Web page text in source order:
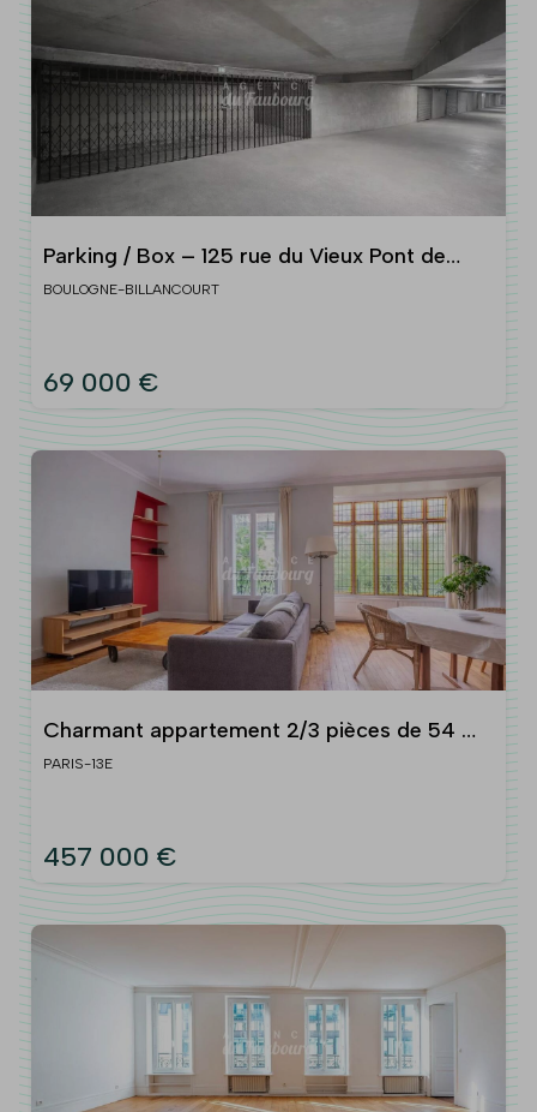
Parking / Box – 125 rue du Vieux Pont de
Sèvres – 92 100 BOULOGNE
BOULOGNE-BILLANCOURT
69 000 €
Charmant appartement 2/3 pièces de 54 m2
-
PARIS-13E
457 000 €